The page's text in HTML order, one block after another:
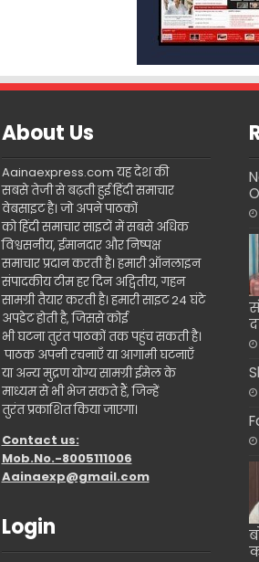
About Us
Aainaexpress.com यह देश की
सबसे तेजी से बढ़ती हुई हिंदी समाचार
वेबसाइट है। जो अपने पाठकों
को हिंदी समाचार साइटों में सबसे अधिक
विश्वसनीय, ईमानदार और निष्पक्ष
समाचार प्रदान करती है। हमारी ऑनलाइन
संपादकीय टीम हर दिन अद्वितीय, गहन
सामग्री तैयार करती है। हमारी साइट 24 घंटे
अपडेट होती है, जिससे कोई
भी घटना तुरंत पाठकों तक पहुंच सकती है।
पाठक अपनी रचनाएँ या आगामी घटनाएँ
या अन्य मुद्रण योग्य सामग्री ईमेल के
माध्यम से भी भेज सकते हैं, जिन्हें
तुरंत प्रकाशित किया जाएगा।
Contact us:
Mob.No.-8005111006
Aainaexp@gmail.com
Login